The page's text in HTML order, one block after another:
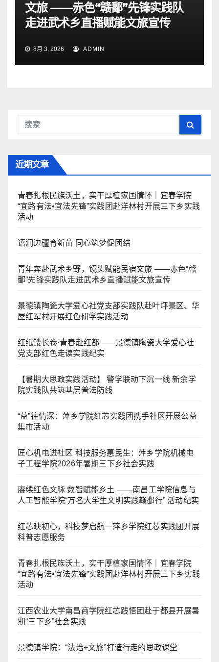
文旅 ——赤色“赣鄱”先锋实践队
走进武术乡直播赋能文旅宣传
8月 3, 2026 ADMIN
近期文章
青春扎根民族沃土，实干厚植家国情怀｜宜春学院
“宜路有法•宜法先锋”实践团赴洋林村开展三下乡实践
活动
语润边疆育新苗 同心筑梦促团结
青年奔赴武术乡野，镜头赋能民宿文旅 ——赤色“赣
鄱”先锋实践队走进武术乡直播赋能文旅宣传
景德镇陶瓷大学爱心社党支部实践队赴叶坪景区、华
屋红军村开展红色研学实践活动
红纸镂长卷·青春赴红都——景德镇陶瓷大学爱心社
党支部红色走读实践纪实
【暑期大思政实践活动】 警学联动下沉一线 新余学
院实践队共筑基层普法防线
“益”往情深：萍乡学院红芯实践团携手社区开展公益
集市活动
匠心机电进社区 科技服务惠民生：萍乡学院机械电
子工程学院2026年暑期三下乡社会实践
赓续红色文脉 数智赋能乡土 ——南昌工学院信息与
人工智能学院“万名大学生文明实践赣鄱行” 活动纪实
红芯映初心，科技梦启航—萍乡学院红芯实践团开展
科普志愿服务
青春扎根民族沃土，实干厚植家国情怀｜宜春学院
“宜路有法•宜法先锋”实践团赴洋林村开展三下乡实践
活动
江西农业大学南昌商学院红芯践悟团赴于都县开展暑
期“三下乡”社会实践
景德镇学院：“法治+文旅”打造行走的思政课堂